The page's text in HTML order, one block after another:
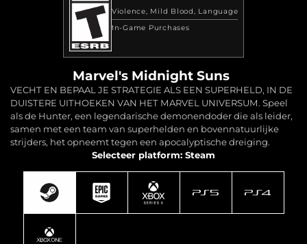
Violence Mild Blood
Language
In-Game Purchases
Marvel's Midnight Suns
VECHT EN BEPAAL JE STRATEGIE ALS EEN SUPERHELD, IN DE
DUISTERE UITHOEKEN VAN HET MARVEL UNIVERSUM. Speel
als de Hunter, een legendarische demonendoder die als leider,
samen met een team van superhelden en bovennatuurlijke
strijders, het opneemt tegen een apocalyptische dreiging.
Selecteer platform: Steam